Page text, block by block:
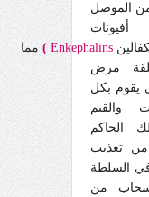
من الموصل
أفيونات
)مما
مرض
يقوم بكل
والقيم
الحاكم
تعذيب
السلطة
من